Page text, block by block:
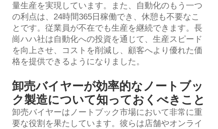
量生産を実現しています。また、自動化のもう一つ
の利点は、24時間365日稼働でき、休憩も不要なこ
とです。従業員が不在でも生産を継続できます。長
崗ハハ社は自動化への投資を通じて、生産スピード
を向上させ、コストを削減し、顧客へより優れた価
格を提供できるようになりました。
卸売バイヤーが効率的なノートブッ
ク製造について知っておくべきこと
卸売バイヤーはノートブック市場において非常に重
要な役割を果たしています。彼らは店舗やオンライ